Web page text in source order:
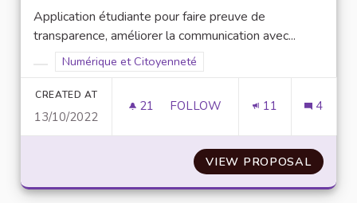
Application étudiante pour faire preuve de
transparence, améliorer la communication avec...
Filter results for category:
Filter results for scope: Numérique et Citoyenneté
Numérique et Citoyenneté
CREATED AT
13/10/2022
21 21 FOLLOWERS
FOLLOW 11 4
VIEW PROPOSAL